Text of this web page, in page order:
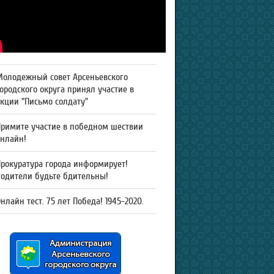
совет Арсеньевского
округа принял участие в
"Письмо солдату"
участие в победном шествии
города информирует!
будьте бдительны!
тест. 75 лет Победа! 1945-2020.